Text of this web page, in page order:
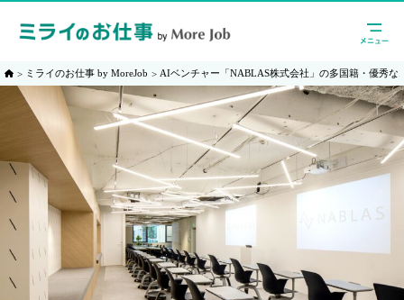
ミライのお仕事 by MoreJob AIベンチャー「NABLAS株式会社」の多国籍・優秀な